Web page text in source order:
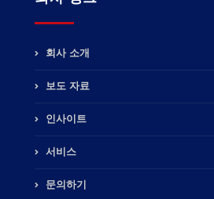
회사 소개
보도 자료
인사이트
서비스
문의하기